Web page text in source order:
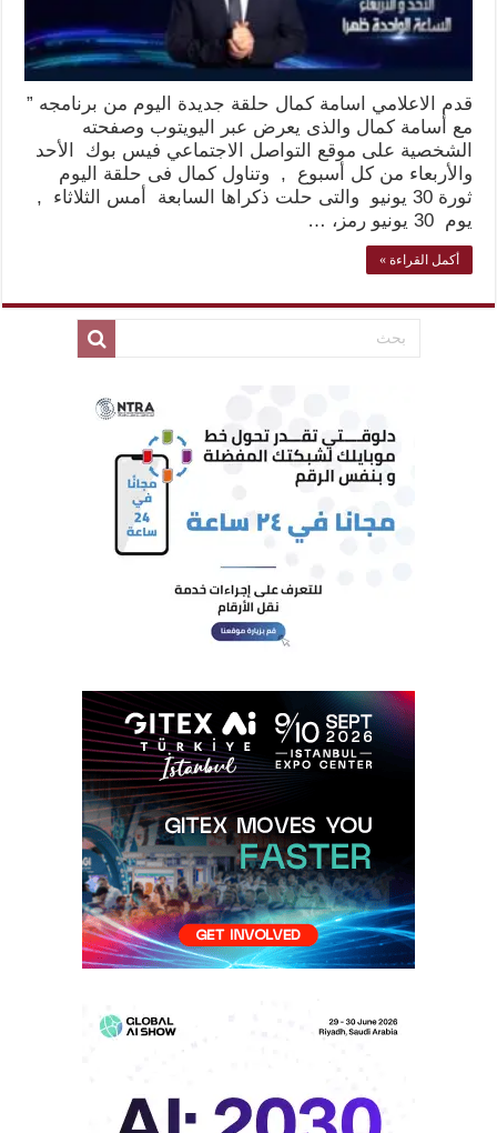
قدم الاعلامي اسامة كمال حلقة جديدة اليوم من برنامجه ”
مع أسامة كمال والذى يعرض عبر اليويتوب وصفحته
الشخصية على موقع التواصل الاجتماعي فيس بوك الأحد
والأربعاء من كل أسبوع , وتناول كمال فى حلقة اليوم
ثورة 30 يونيو والتى حلت ذكراها السابعة أمس الثلاثاء ,
يوم 30 يونيو رمز، …
أكمل القراءة »